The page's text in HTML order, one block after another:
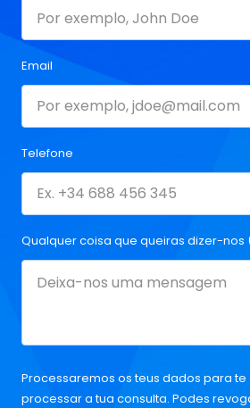
Email
Telefone
Qualquer coisa que queiras dizer-nos
Processaremos os teus dados para
processar a tua consulta. Podes